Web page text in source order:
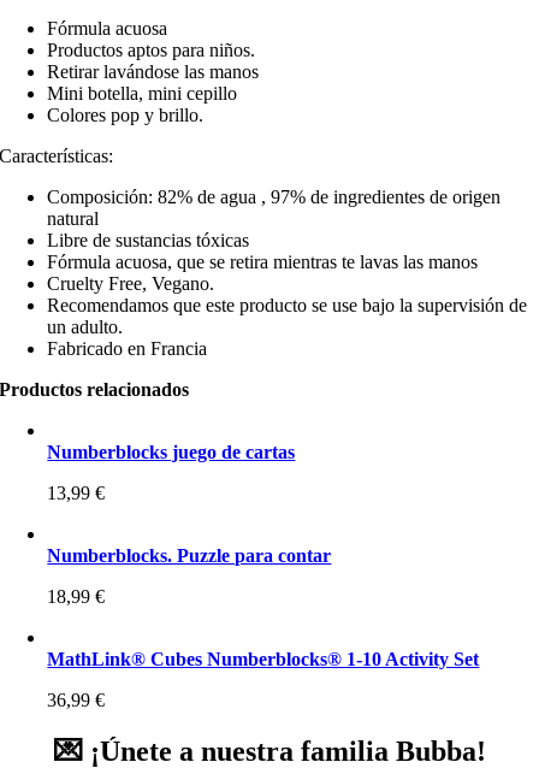
Fórmula acuosa
Productos aptos para niños.
Retirar lavándose las manos
Mini botella, mini cepillo
Colores pop y brillo.
Características:
Composición: 82% de agua , 97% de ingredientes de origen
natural
Libre de sustancias tóxicas
Fórmula acuosa, que se retira mientras te lavas las manos
Cruelty Free, Vegano.
Recomendamos que este producto se use bajo la supervisión de
un adulto.
Fabricado en Francia
Productos relacionados
Numberblocks juego de cartas
13,99€
Numberblocks. Puzzle para contar
18,99€
MathLink® Cubes Numberblocks® 1-10 Activity Set
36,99€
💌 ¡Únete a nuestra familia Bubba!